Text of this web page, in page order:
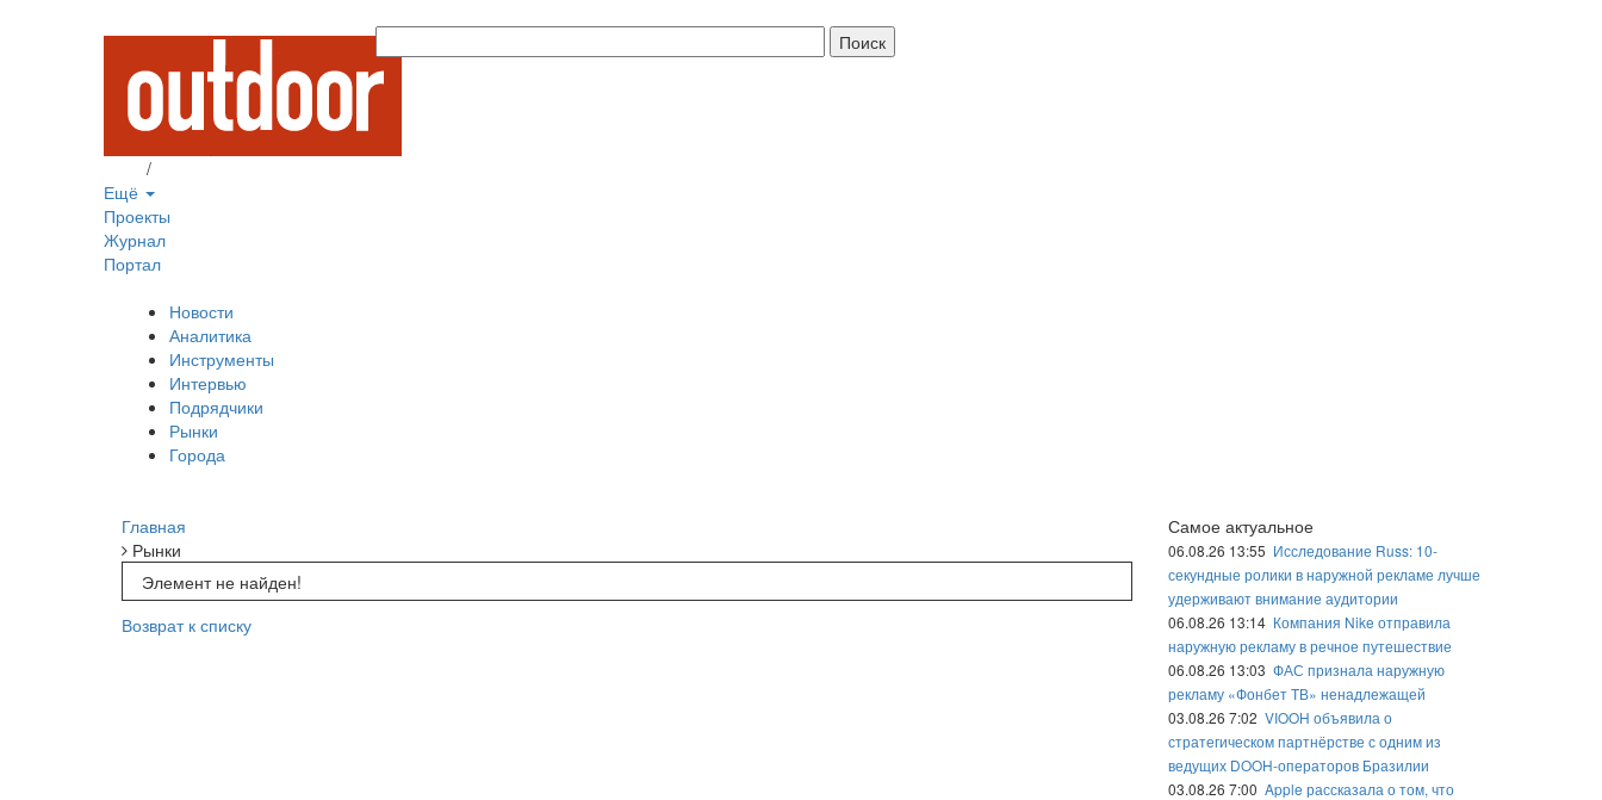
/
Ещё
Проекты
Журнал
Портал
Новости
Аналитика
Инструменты
Интервью
Подрядчики
Рынки
Города
Главная
Рынки
Элемент не найден!
Возврат к списку
Самое актуальное
06.08.26 13:55 Исследование Russ: 10-
секундные ролики в наружной рекламе лучше
удерживают внимание аудитории
06.08.26 13:14 Компания Nike отправила
наружную рекламу в речное путешествие
06.08.26 13:03 ФАС признала наружную
рекламу «Фонбет ТВ» ненадлежащей
03.08.26 7:02 VIOOH объявила о
стратегическом партнёрстве с одним из
ведущих DOOH-операторов Бразилии
03.08.26 7:00 Apple рассказала о том, что